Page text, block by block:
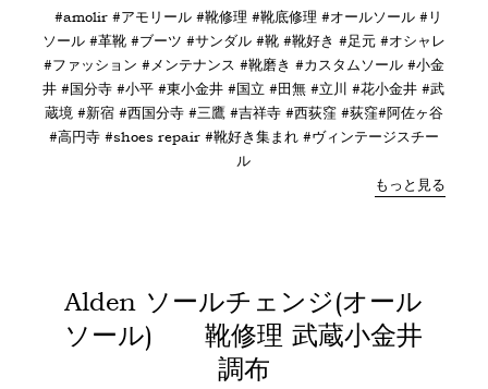
#amolir #アモリール #靴修理 #靴底修理 #オールソール #リ
ソール #革靴 #ブーツ #サンダル #靴 #靴好き #足元 #オシャレ
#ファッション #メンテナンス #靴磨き #カスタムソール #小金
井 #国分寺 #小平 #東小金井 #国立 #田無 #立川 #花小金井 #武
蔵境 #新宿 #西国分寺 #三鷹 #吉祥寺 #西荻窪 #荻窪#阿佐ヶ谷
#高円寺 #shoes repair #靴好き集まれ #ヴィンテージスチー
ル
もっと見る
Alden ソールチェンジ(オール
ソール) 靴修理 武蔵小金井
調布